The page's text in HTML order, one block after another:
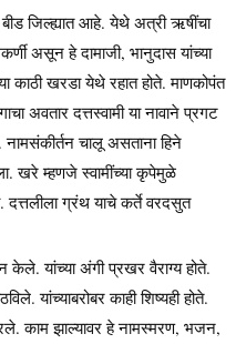
बीड जिल्ह्यात आहे. येथे अत्री ऋषींचा
असून हे दामाजी, भानुदास यांच्या
खरडा येथे रहात होते. माणकोपंत
अवतार दत्तस्वामी या नावाने प्रगट
नामसंकीर्तन चालू असताना हिने
खरे म्हणजे स्वामींच्या कृपेमुळे
दत्तलीला ग्रंथ याचे कर्ते वरदसुत
केले. यांच्या अंगी प्रखर वैराग्य होते.
यांच्याबरोबर काही शिष्यही होते.
काम झाल्यावर हे नामस्मरण, भजन,